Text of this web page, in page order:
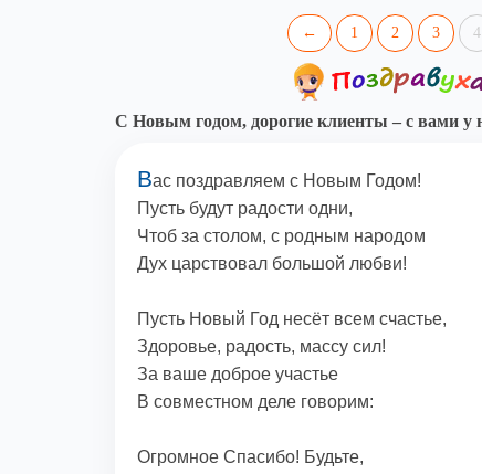
← 1 2 3 4
С Новым годом, дорогие клиенты – с вами у
Вас поздравляем с Новым Годом!
Пусть будут радости одни,
Чтоб за столом, с родным народом
Дух царствовал большой любви!
Пусть Новый Год несёт всем счастье,
Здоровье, радость, массу сил!
За ваше доброе участье
В совместном деле говорим:
Огромное Спасибо! Будьте,